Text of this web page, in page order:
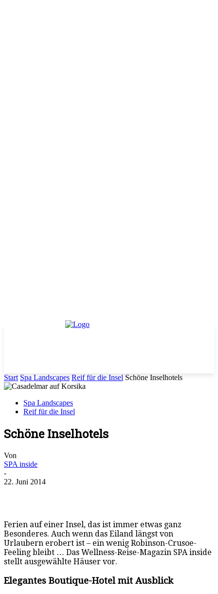
Start Spa Landscapes Reif für die Insel Schöne Inselhotels
Spa Landscapes
Reif für die Insel
Schöne Inselhotels
Von
SPA inside
-
22. Juni 2014
Ferien auf einer Insel, das ist immer etwas ganz
Besonderes. Auch wenn das Eiland längst von
Urlaubern erobert ist – ein wenig Robinson-Crusoe-
Feeling bleibt … Das Wellness-Reise-Magazin SPA inside
stellt ausgewählte Häuser vor.
Elegantes Boutique-Hotel mit Ausblick